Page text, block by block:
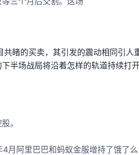
共睹的买卖，其引发的震动相同引人
半场战局将沿着怎样的轨道持续打
。
月阿里巴巴和蚂蚁金服增持了饿了